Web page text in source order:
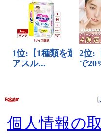
個人情報の